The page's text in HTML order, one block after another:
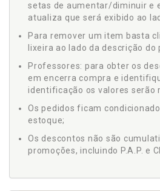
setas de aumentar/diminuir e
atualiza que será exibido ao
Para remover um item basta
lixeira ao lado da descrição do
Professores: para obter os
em encerra compra e
identificação os valores serão
Os pedidos ficam
estoque;
Os descontos não são
promoções, incluindo P.A.P. e